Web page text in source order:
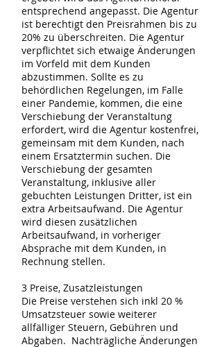
entsprechend angepasst. Die Agentur
ist berechtigt den Preisrahmen bis zu
20% zu überschreiten. Die Agentur
verpflichtet sich etwaige Änderungen
im Vorfeld mit dem Kunden
abzustimmen. Sollte es zu
behördlichen Regelungen, im Falle
einer Pandemie, kommen, die eine
Verschiebung der Veranstaltung
erfordert, wird die Agentur kostenfrei,
gemeinsam mit dem Kunden, nach
einem Ersatztermin suchen. Die
Verschiebung der gesamten
Veranstaltung, inklusive aller
gebuchten Leistungen Dritter, ist ein
extra Arbeitsaufwand. Die Agentur
wird diesen zusätzlichen
Arbeitsaufwand, in vorheriger
Absprache mit dem Kunden, in
Rechnung stellen.
3 Preise, Zusatzleistungen
Die Preise verstehen sich inkl 20 %
Umsatzsteuer sowie weiterer
allfälliger Steuern, Gebühren und
Abgaben. Nachträgliche Änderungen